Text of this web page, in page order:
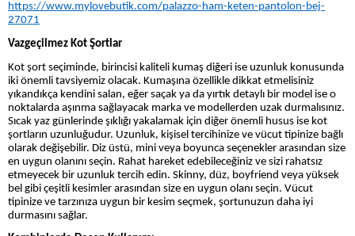
https://www.mylovebutik.com/palazzo-ham-keten-pantolon-bej-
27071
Vazgeçilmez Kot Şortlar
Kot şort seçiminde, birincisi kaliteli kumaş diğeri ise uzunluk konusunda
iki önemli tavsiyemiz olacak. Kumaşına özellikle dikkat etmelisiniz
yıkandıkça kendini salan, eğer saçak ya da yırtık detaylı bir model ise o
noktalarda aşınma sağlayacak marka ve modellerden uzak durmalısınız.
Sıcak yaz günlerinde şıklığı yakalamak için diğer önemli husus ise kot
şortların uzunluğudur. Uzunluk, kişisel tercihinize ve vücut tipinize bağlı
olarak değişebilir. Diz üstü, mini veya boyunca seçenekler arasından size
en uygun olanını seçin. Rahat hareket edebileceğiniz ve sizi rahatsız
etmeyecek bir uzunluk tercih edin. Skinny, düz, boyfriend veya yüksek
bel gibi çeşitli kesimler arasından size en uygun olanı seçin. Vücut
tipinize ve tarzınıza uygun bir kesim seçmek, şortunuzun daha iyi
durmasını sağlar.